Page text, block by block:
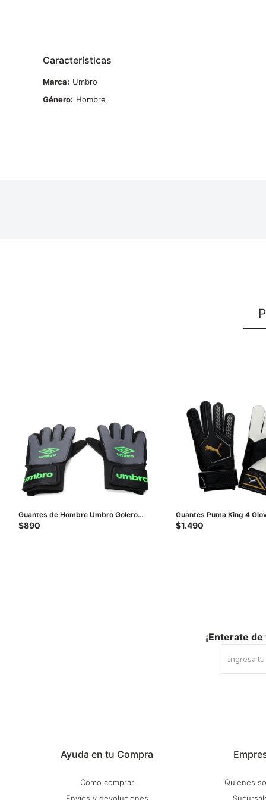
Características
Marca
Umbro
Género
Hombre
Guantes de Hombre Umbro Golero
Adulto - Negro - Amarillo Lima
$890
Guantes Puma King 4
- Blanco
$1.490
Ayuda en tu Compra
Cómo comprar
Envíos y devoluciones
Quienes
¡Enterate